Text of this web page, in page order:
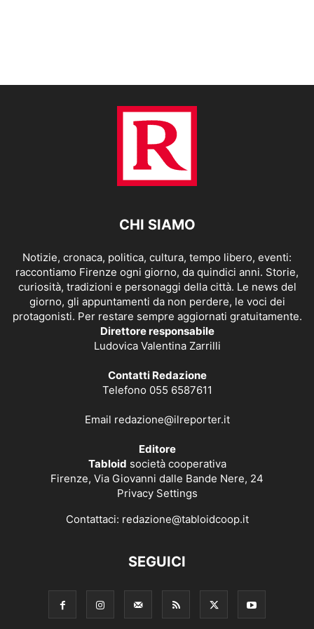
CHI SIAMO
Notizie, cronaca, politica, cultura, tempo libero, eventi:
raccontiamo Firenze ogni giorno, da quindici anni. Storie,
curiosità, tradizioni e personaggi della città. Le news del
giorno, gli appuntamenti da non perdere, le voci dei
protagonisti. Per restare sempre aggiornati gratuitamente.
Direttore responsabile
Ludovica Valentina Zarrilli
Contatti Redazione
Telefono 055 6587611
Email redazione@ilreporter.it
Editore
Tabloid società cooperativa
Firenze, Via Giovanni dalle Bande Nere, 24
Privacy Settings
Contattaci: redazione@tabloidcoop.it
SEGUICI